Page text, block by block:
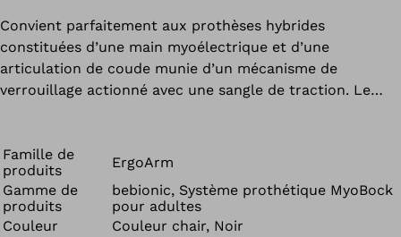
Convient parfaitement aux prothèses hybrides
constituées d’une main myoélectrique et d’une
articulation de coude munie d’un mécanisme de
verrouillage actionné avec une sangle de traction. Le
prothèse. De plus, les câbles des électrodes et de
l’accumulateur peuvent être facilement branchés à la
boule du coude. Le risque de panne (suite à une rupture
de câble par exemple) est alors réduit et l’apparence est
Famille de
produits
ErgoArm
Gamme de
produits
bebionic, Système prothétique MyoBock
pour adultes
Couleur
Couleur chair, Noir